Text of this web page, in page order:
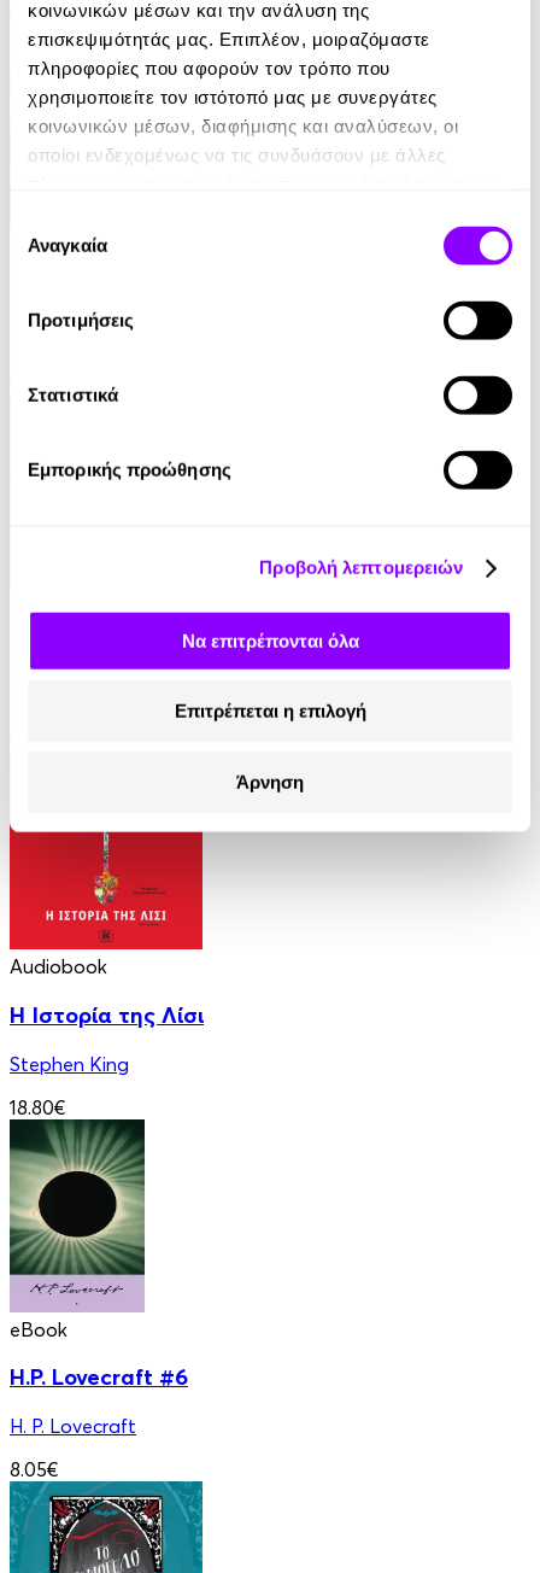
κοινωνικών μέσων και την ανάλυση της
επισκεψιμότητάς μας. Επιπλέον, μοιραζόμαστε
πληροφορίες που αφορούν τον τρόπο που
χρησιμοποιείτε τον ιστότοπό μας με συνεργάτες
κοινωνικών μέσων, διαφήμισης και αναλύσεων, οι
οποίοι ενδεχομένως να τις συνδυάσουν με άλλες
των υπηρεσιών τους.
συγκατάθεσης
Αναγκαία
Προτιμήσεις
Στατιστικά
Εμπορικής προώθησης
Προβολή λεπτομερειών
Να επιτρέπονται όλα
Επιτρέπεται η επιλογή
Άρνηση
12.99€
eBook
Lesley Kara
10.99€
Audiobook
Η Ιστορία της Λίσι
Stephen King
18.80€
eBook
H.P. Lovecraft #6
H. P. Lovecraft
8.05€